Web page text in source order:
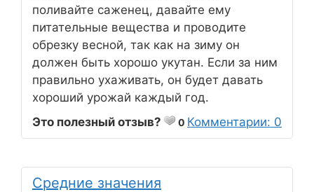
поливайте саженец, давайте ему
питательные вещества и проводите
обрезку весной, так как на зиму он
должен быть хорошо укутан. Если за ним
правильно ухаживать, он будет давать
хороший урожай каждый год.
Это полезный отзыв?
0 Комментарии: 0
Средние значения